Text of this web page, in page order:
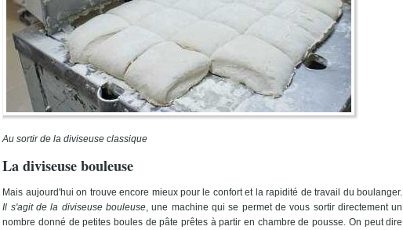
Au sortir de la diviseuse classique
La diviseuse bouleuse
Mais aujourd'hui on trouve encore mieux pour le confort et la rapidité de travail du boulanger.
Il s'agit de la diviseuse bouleuse, une machine qui se permet de vous sortir directement un
nombre donné de petites boules de pâte prêtes à partir en chambre de pousse. On peut dire